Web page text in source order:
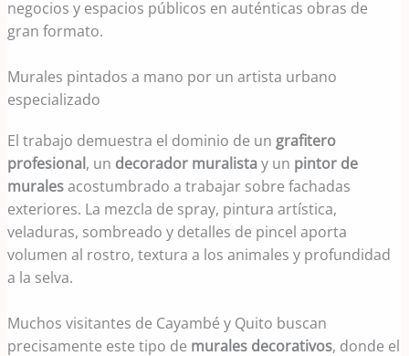
negocios y espacios públicos en auténticas obras de
gran formato.
Murales pintados a mano por un artista urbano
especializado
El trabajo demuestra el dominio de un grafitero
profesional, un decorador muralistay un pintor de
muralesacostumbrado a trabajar sobre fachadas
exteriores. La mezcla de spray, pintura artística,
veladuras, sombreado y detalles de pincel aporta
volumen al rostro, textura a los animales y profundidad
a la selva.
Muchos visitantes de Cayambé y Quito buscan
precisamente este tipo de murales decorativos, donde el